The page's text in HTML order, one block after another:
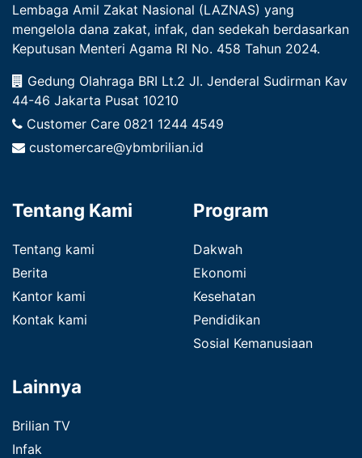
Lembaga Amil Zakat Nasional (LAZNAS) yang
mengelola dana zakat, infak, dan sedekah berdasarkan
Keputusan Menteri Agama RI No. 458 Tahun 2024.
Gedung Olahraga BRI Lt.2 Jl. Jenderal Sudirman Kav
44-46 Jakarta Pusat 10210
Customer Care 0821 1244 4549
customercare@ybmbrilian.id
Tentang Kami
Tentang kami
Berita
Kantor kami
Kontak kami
Program
Dakwah
Ekonomi
Kesehatan
Pendidikan
Sosial Kemanusiaan
Lainnya
Brilian TV
Infak